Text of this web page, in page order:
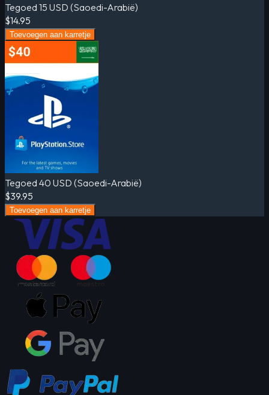
Tegoed 15 USD (Saoedi-Arabië)
$14.95
Toevoegen aan karretje
Tegoed 40 USD (Saoedi-Arabië)
$39.95
Toevoegen aan karretje